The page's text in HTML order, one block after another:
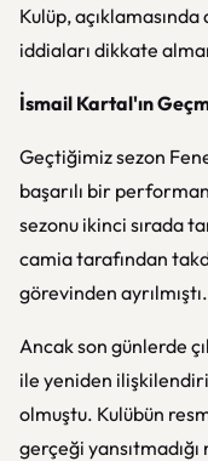
Kulüp, açıklamasında
iddiaları dikkate
İsmail Kartal'ın
Geçtiğimiz sezon
başarılı bir
sezonu ikinci sırada
camia tarafından
görevinden ayrılmıştı.
Ancak son günlerde
ile yeniden
olmuştu. Kulübün
gerçeği